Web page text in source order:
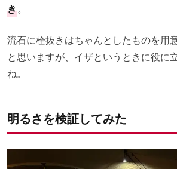
き。
流石に栓抜きはちゃんとしたものを用
と思いますが、イザというときに役に
ね。
明るさを検証してみた